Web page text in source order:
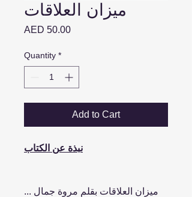
ميزان العلاقات
AED 50.00Price
Quantity *
Add to Cart
نبذة عن الكتاب
ميزان العلاقات بقلم مروة جمال ...